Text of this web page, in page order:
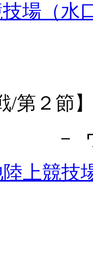
場（水
/第２節
－ ヴ
上競技